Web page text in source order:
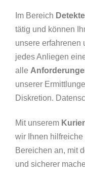
Im Bereich
tätig und können
unsere erfahrenen
jedes Anliegen
alle
unserer
Diskretion.
Mit unserem
wir Ihnen
Bereichen an, mit
und sicherer